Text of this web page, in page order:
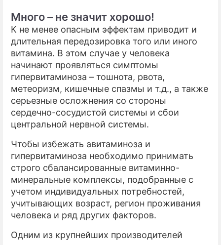
Много – не значит хорошо!
К не менее опасным эффектам приводит и
длительная передозировка того или иного
витамина. В этом случае у человека
начинают проявляться симптомы
гипервитаминоза – тошнота, рвота,
метеоризм, кишечные спазмы и т.д., а также
серьезные осложнения со стороны
сердечно-сосудистой системы и сбои
центральной нервной системы.
Чтобы избежать авитаминоза и
гипервитаминоза необходимо принимать
строго сбалансированные витаминно-
минеральные комплексы, подобранные с
учетом индивидуальных потребностей,
учитывающих возраст, регион проживания
человека и ряд других факторов.
Одним из крупнейших производителей